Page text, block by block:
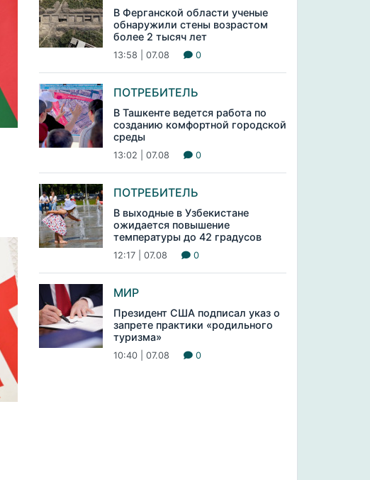
В Ферганской области ученые
обнаружили стены возрастом
более 2 тысяч лет
13:58 | 07.08 0
ПОТРЕБИТЕЛЬ
В Ташкенте ведется работа по
созданию комфортной городской
среды
13:02 | 07.08 0
ПОТРЕБИТЕЛЬ
В выходные в Узбекистане
ожидается повышение
температуры до 42 градусов
12:17 | 07.08 0
МИР
Президент США подписал указ о
запрете практики «родильного
туризма»
10:40 | 07.08 0